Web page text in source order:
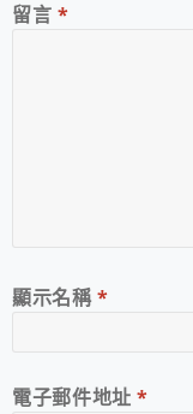
留言 *
顯示名稱*
電子郵件地址*